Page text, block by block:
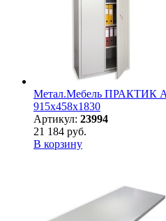
Метал.Мебель ПРАКТИК
915х458х1830
Артикул: 23994
21 184 руб.
В корзину